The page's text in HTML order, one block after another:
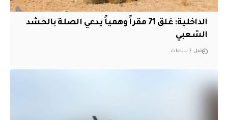
الداخلية: غلق 71 مقراً وهمياً يدعي الصلة بالحشد
الشعبي
قبل 7 ساعات